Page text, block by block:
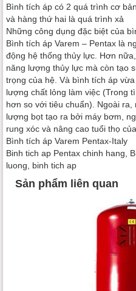
Bình tích áp có 2 quá trình cơ
và hàng thứ hai là quá trình xả
Những công dụng đặc biệt của
Bình tích áp Varem – Pentax là
động hệ thống thủy lực. Hơn
năng lượng thủy lực mà còn tạo
trọng của hệ. Và bình tích áp
lượng chất lỏng làm việc (Trong
hơn so với tiêu chuẩn). Ngoài
lượng bọt tạo ra bởi máy bơm,
rung xóc và nâng cao tuổi thọ
Bình tích áp Varem Pentax-Italy
Binh tich ap Pentax chinh hang,
luong, binh tich ap
Sản phẩm liên quan